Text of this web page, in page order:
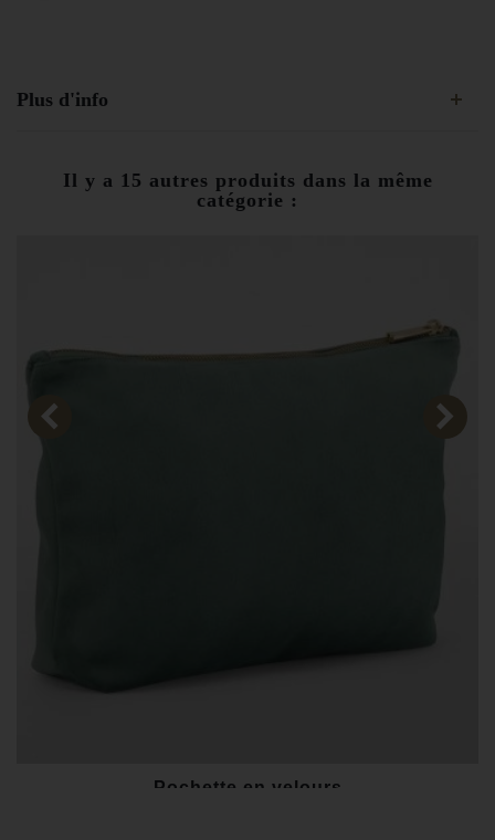
Plus d'info
Il y a 15 autres produits dans la même
catégorie :
Pochette en velours